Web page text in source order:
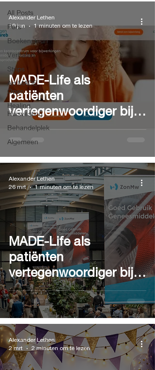
All Posts
Pers
Boekensteun
Verhalen
Strips
Art MADE
Open
Healing
Huisvesting
Behandelplek
Algemeen
MADE-Life als
patiënten
vertegenwoordiger bij
LAREB
Alexander Lethen
19 jun
1 minuten om te lezen
MADE-Life als
patiënten
vertegenwoordiger bij
Congres 'Goed Gebruik
Geneesmiddelen' van
ZonMw
Alexander Lethen
26 mrt
1 minuten om te lezen
Alexander Lethen
2 mrt
2 minuten om te lezen